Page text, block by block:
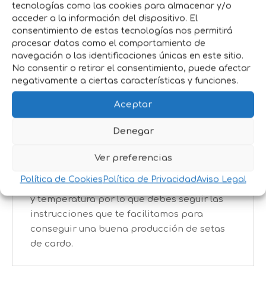
tecnologías como las cookies para almacenar y/o
acceder a la información del dispositivo. El
consentimiento de estas tecnologías nos permitirá
procesar datos como el comportamiento de
navegación o las identificaciones únicas en este sitio.
No consentir o retirar el consentimiento, puede afectar
negativamente a ciertas características y funciones.
Aceptar
Denegar
Ver preferencias
Política de Cookies Política de PrivacidadAviso Legal
las setas intentando no dañar el sustrato y
vuelve a cubrir el saco con la bolsa de
plástico. Sigue regando a diario el sustrato
para obtener una segunda florada* Para
aumentar la producción a partir de la
segunda florada, puedes cubrir el sustrato
humedecida.* La producción final de setas
de cada paquete dependerá de las
produciendo entre 800 gr y 1,5 kg en
depende mucho de factores como humedad
y temperatura por lo que debes seguir las
instrucciones que te facilitamos para
conseguir una buena producción de setas
de cardo.